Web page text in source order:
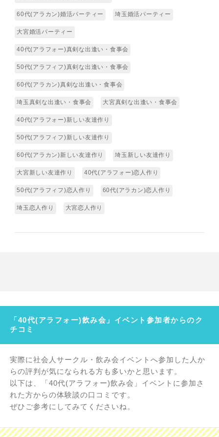
60代(アラカン)婚活パーティー 埼玉婚活パーティー
大宮婚活パーティー
40代(アラフォー)真剣な出逢い・食事会
50代(アラフィフ)真剣な出逢い・食事会
60代(アラカン)真剣な出逢い・食事会
埼玉真剣な出逢い・食事会 大宮真剣な出逢い・食事会
40代(アラフォー)新しい友達作り
50代(アラフィフ)新しい友達作り
60代(アラカン)新しい友達作り 埼玉新しい友達作り
大宮新しい友達作り 40代(アラフォー)恋人作り
50代(アラフィフ)恋人作り 60代(アラカン)恋人作り
埼玉恋人作り 大宮恋人作り
「40代(アラフォー)飲み会」イベント参加者からのク
チコミ
実際に社会人サークル・飲み会イベントへ参加した人か
らの評判が気になられる方も多いかと思います。
以下は、「40代(アラフォー)飲み会」イベントに参加さ
れた方からの体験談の口コミです。
ぜひご参考にしてみてくださいね。